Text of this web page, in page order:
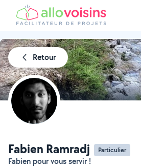
Retour
Fabien Ramradj Particulier
Fabien pour vous servir !